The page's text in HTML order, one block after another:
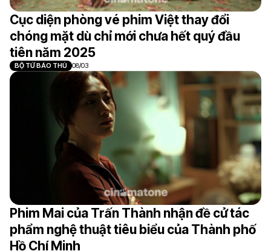
Cục diện phòng vé phim Việt thay đổi
chóng mặt dù chỉ mới chưa hết quý đầu
tiên năm 2025
BỘ TỨ BÁO THỦ 08/03
Phim Mai của Trấn Thành nhận đề cử tác
phẩm nghệ thuật tiêu biểu của Thành phố
Hồ Chí Minh